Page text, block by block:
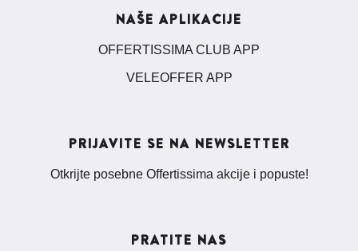
NAŠE APLIKACIJE
OFFERTISSIMA CLUB APP
VELEOFFER APP
PRIJAVITE SE NA NEWSLETTER
Otkrijte posebne Offertissima akcije i popuste!
PRATITE NAS